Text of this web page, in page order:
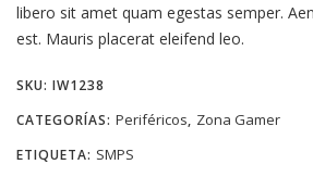
libero sit amet quam egestas semper.
est. Mauris placerat eleifend leo.
SKU: IW1238
CATEGORÍAS: Periféricos, Zona Gamer
ETIQUETA: SMPS